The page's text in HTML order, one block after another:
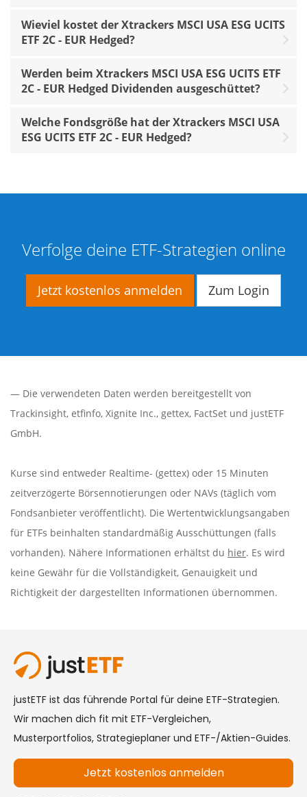
Wieviel kostet der Xtrackers MSCI USA ESG UCITS
ETF 2C - EUR Hedged?
Werden beim Xtrackers MSCI USA ESG UCITS ETF
2C - EUR Hedged Dividenden ausgeschüttet?
Welche Fondsgröße hat der Xtrackers MSCI USA
ESG UCITS ETF 2C - EUR Hedged?
Verfolge deine ETF-Strategien online
Jetzt kostenlos anmelden Zum Login
— Die verwendeten Daten werden bereitgestellt von
Trackinsight, etfinfo, Xignite Inc., gettex, FactSet und justETF
GmbH.
Kurse sind entweder Realtime- (gettex) oder 15 Minuten
zeitverzögerte Börsennotierungen oder NAVs (täglich vom
Fondsanbieter veröffentlicht). Die Wertentwicklungsangaben
für ETFs beinhalten standardmäßig Ausschüttungen (falls
vorhanden). Nähere Informationen erhältst du hier. Es wird
keine Gewähr für die Vollständigkeit, Genauigkeit und
Richtigkeit der dargestellten Informationen übernommen.